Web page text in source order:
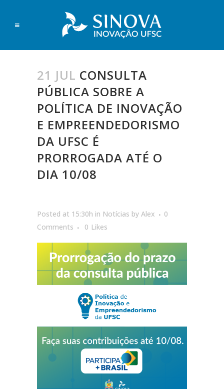
21 JUL CONSULTA
PÚBLICA SOBRE A
POLÍTICA DE INOVAÇÃO
E EMPREENDEDORISMO
DA UFSC É
PRORROGADA ATÉ O
DIA 10/08
Posted at 15:30h in Notícias by Alex
0
Comments
0 Likes